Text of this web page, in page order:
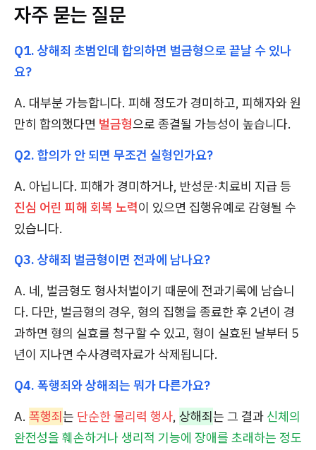
자주 묻는 질문
Q1. 상해죄 초범인데 합의하면 벌금형으로 끝날 수 있나
요?
A. 대부분 가능합니다. 피해 정도가 경미하고, 피해자와 원
만히 합의했다면 벌금형으로 종결될 가능성이 높습니다.
Q2. 합의가 안 되면 무조건 실형인가요?
A. 아닙니다. 피해가 경미하거나, 반성문·치료비 지급 등
진심 어린 피해 회복 노력이 있으면 집행유예로 감형될 수
있습니다.
Q3. 상해죄 벌금형이면 전과에 남나요?
A. 네, 벌금형도 형사처벌이기 때문에 전과기록에 남습니
다. 다만, 벌금형의 경우, 형의 집행을 종료한 후 2년이 경
과하면 형의 실효를 청구할 수 있고, 형이 실효된 날부터 5
년이 지나면 수사경력자료가 삭제됩니다.
Q4. 폭행죄와 상해죄는 뭐가 다른가요?
A. 폭행죄는 단순한 물리력 행사, 상해죄는 그 결과 신체의
완전성을 훼손하거나 생리적 기능에 장애를 초래하는 정도